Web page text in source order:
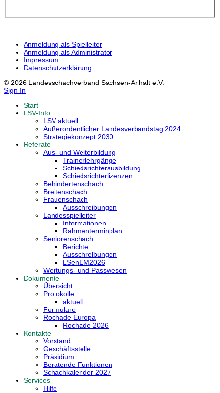
Anmeldung als Spielleiter
Anmeldung als Administrator
Impressum
Datenschutzerklärung
© 2026 Landesschachverband Sachsen-Anhalt e.V.
Sign In
Start
LSV-Info
LSV aktuell
Außerordentlicher Landesverbandstag 2024
Strategiekonzept 2030
Referate
Aus- und Weiterbildung
Trainerlehrgänge
Schiedsrichterausbildung
Schiedsrichterlizenzen
Behindertenschach
Breitenschach
Frauenschach
Ausschreibungen
Landesspielleiter
Informationen
Rahmenterminplan
Seniorenschach
Berichte
Ausschreibungen
LSenEM2026
Wertungs- und Passwesen
Dokumente
Übersicht
Protokolle
aktuell
Formulare
Rochade Europa
Rochade 2026
Kontakte
Vorstand
Geschäftsstelle
Präsidium
Beratende Funktionen
Schachkalender 2027
Services
Hilfe